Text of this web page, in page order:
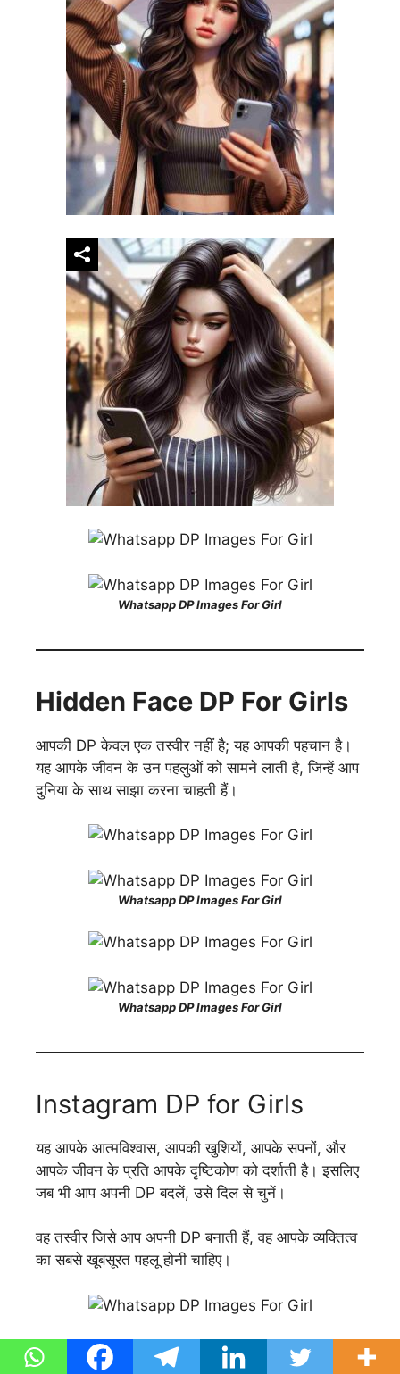
Whatsapp DP Images For Girl
Hidden Face DP For Girls
आपकी DP केवल एक तस्वीर नहीं है; यह आपकी पहचान है।
यह आपके जीवन के उन पहलुओं को सामने लाती है, जिन्हें आप
दुनिया के साथ साझा करना चाहती हैं।
Whatsapp DP Images For Girl
Whatsapp DP Images For Girl
Instagram DP for Girls
यह आपके आत्मविश्वास, आपकी खुशियों, आपके सपनों, और
आपके जीवन के प्रति आपके दृष्टिकोण को दर्शाती है। इसलिए
जब भी आप अपनी DP बदलें, उसे दिल से चुनें।
वह तस्वीर जिसे आप अपनी DP बनाती हैं, वह आपके व्यक्तित्व
का सबसे खूबसूरत पहलू होनी चाहिए।